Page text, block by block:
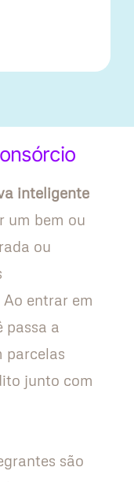
inteligente
um bem ou
ou
entrar em
passa a
parcelas
junto com
são